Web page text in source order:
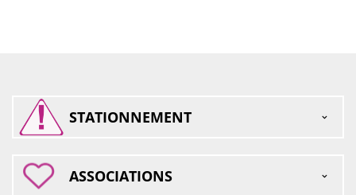
STATIONNEMENT
ASSOCIATIONS